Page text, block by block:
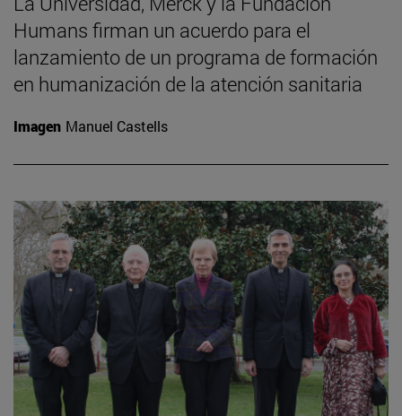
Humans firman un acuerdo para el
lanzamiento de un programa de formación
en humanización de la atención sanitaria
Imagen Manuel Castells